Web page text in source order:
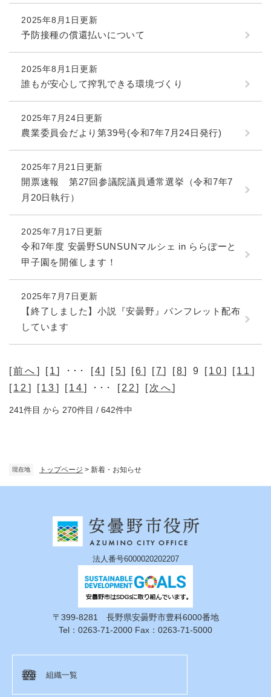
現在地 トップページ > 新着・お知らせ
2025年8月1日更新
予防接種の償還払いについて
2025年8月1日更新
誰もが安心して搾乳できる環境づくり
2025年7月24日更新
農業委員会だより第39号(令和7年7月24日発行)
2025年7月21日更新
開票速報 第27回参議院議員通常選挙（令和7年7
月20日執行）
2025年7月17日更新
令和7年度 安曇野SUNSUNマルシェ in ららぽーと
甲子園を開催します！
2025年7月7日更新
【終了しました】小説『安曇野』パンフレット配布
しています
[前へ ] [1] ･･･ [4] [5] [6 ] [7] [8] 9 [10 ] [11 ]
[12 ] [13 ] [14 ] ･･･ [22] [次へ]
241件目 から 270件目 / 642件中
法人番号6000020202207
〒399-8281 長野県安曇野市豊科6000番地
Tel：0263-71-2000 Fax：0263-71-5000
組織一覧